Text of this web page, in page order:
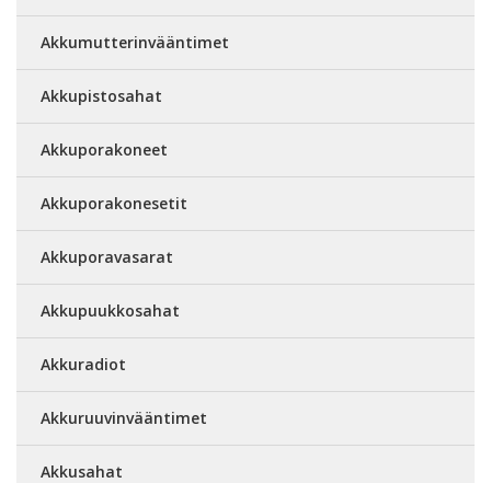
Akkumutterinvääntimet
Akkupistosahat
Akkuporakoneet
Akkuporakonesetit
Akkuporavasarat
Akkupuukkosahat
Akkuradiot
Akkuruuvinvääntimet
Akkusahat